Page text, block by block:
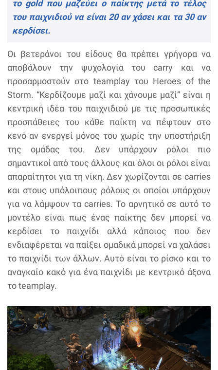
το gold που μαζεύει ο παίκτης μετά το τέλος
του παιχνιδιού να είναι 20 αν χάσει και τα 30 αν
κερδίσει.
Οι βετεράνοι του είδους θα πρέπει γρήγορα να
αποβάλουν την ψυχολογία του carry και να
προσαρμοστούν στο teamplay του Heroes of the
Storm. “Κερδίζουμε μαζί και χάνουμε μαζί” είναι η
κεντρική ιδέα του παιχνιδιού με τις προσωπικές
προσπάθειες του κάθε παίκτη να πέφτουν στο
κενό αν ενεργεί μόνος του χωρίς την υποστήριξη
της ομάδας του. Δεν υπάρχουν ρόλοι πιο
σημαντικοί από τους άλλους και όλοι οι ρόλοι είναι
απαραίτητοι για τη νίκη. Δεν χωρίζονται σε carries
και στους υπόλοιπους ρόλους οι οποίοι υπάρχουν
για να λάμψουν τα carries. Το αρνητικό σε αυτό το
μοντέλο είναι πως ένας παίκτης δεν μπορεί να
κερδίσει το παιχνίδι αλλά κάποιος που δεν
ενδιαφέρεται να παίξει ομαδικά μπορεί να χαλάσει
το παιχνίδι των άλλων. Αυτό είναι το ρίσκο και το
αναγκαίο κακό για ένα παιχνίδι με κεντρικό άξονα
το teamplay.